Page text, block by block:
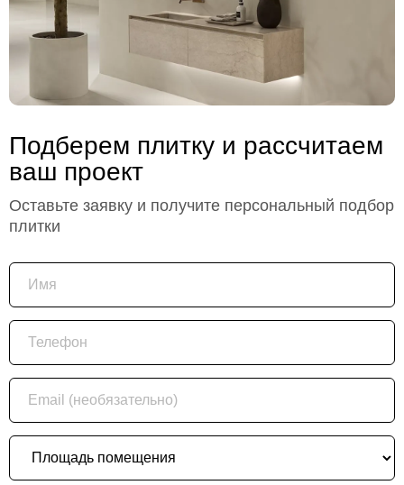
Подберем плитку и рассчитаем
ваш проект
Оставьте заявку и получите персональный подбор
плитки
Имя
Телефон
Email (необязательно)
Площадь помещения